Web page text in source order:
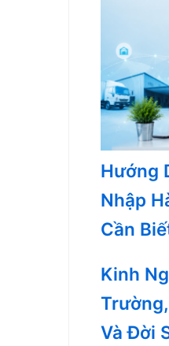
Hướng
Nhập
Cần
Kinh
Và Đời